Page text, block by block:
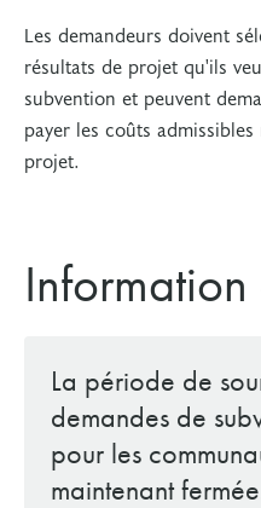
Les demandeurs doivent
résultats de projet qu'ils
subvention et peuvent
payer les coûts
projet.
La période de
demandes de
pour les
maintenant